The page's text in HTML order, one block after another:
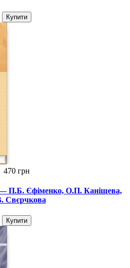
Купити
470 грн
— П.Б. Єфіменко, О.П. Каніщева,
Свєрчкова
Купити